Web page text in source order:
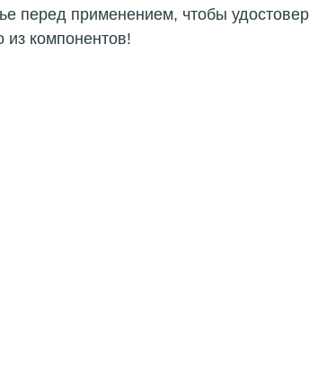
перед применением, чтобы
из компонентов!